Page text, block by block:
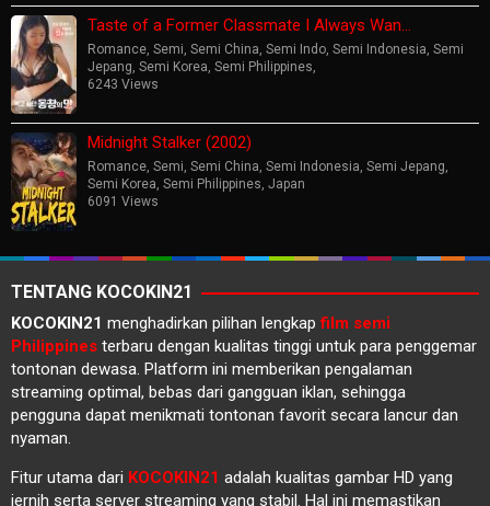
Taste of a Former Classmate I Always Wan…
Romance, Semi, Semi China, Semi Indo, Semi Indonesia, Semi
Jepang, Semi Korea, Semi Philippines,
6243 Views
Midnight Stalker (2002)
Romance, Semi, Semi China, Semi Indonesia, Semi Jepang,
Semi Korea, Semi Philippines, Japan
6091 Views
TENTANG KOCOKIN21
KOCOKIN21 menghadirkan pilihan lengkapfilm semi
Philippines terbaru dengan kualitas tinggi untuk para penggemar
tontonan dewasa. Platform ini memberikan pengalaman
streaming optimal, bebas dari gangguan iklan, sehingga
pengguna dapat menikmati tontonan favorit secara lancur dan
nyaman.
Fitur utama dari KOCOKIN21 adalah kualitas gambar HD yang
jernih serta server streaming yang stabil. Hal ini memastikan